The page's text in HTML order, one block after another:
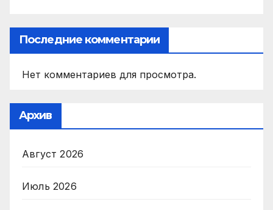
Последние комментарии
Нет комментариев для просмотра.
Архив
Август 2026
Июль 2026